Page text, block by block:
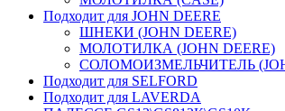
Подходит для JOHN DEERE
ШНЕКИ (JOHN DEERE)
МОЛОТИЛКА (JOHN DEERE)
СОЛОМОИЗМЕЛЬЧИТЕЛЬ
Подходит для SELFORD
Подходит для LAVERDA